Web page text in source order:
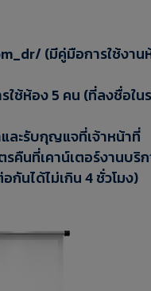
(มีคู่มือการใช้งาน
ช้ห้อง 5 คน (ที่ลงชื่อในร
และรับกุญแจที่เจ้าหน้าที่
คืนที่เคาน์เตอร์งานบริก
นได้ไม่เกิน 4 ชั่วโมง)